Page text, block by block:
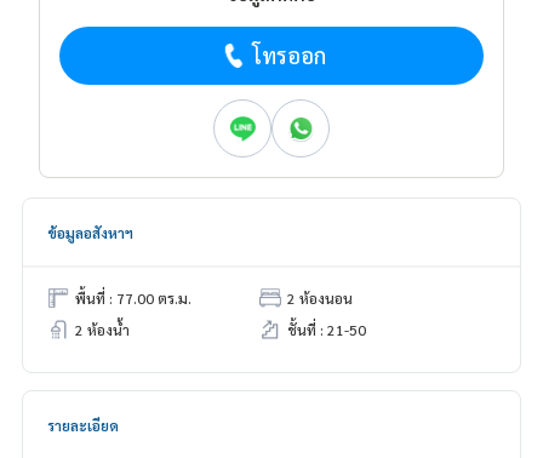
โทรออก
ข้อมูลอสังหาฯ
พื้นที่ : 77.00 ตร.ม.
2 ห้องนอน
2 ห้องน้ำ
ชั้นที่ : 21-50
รายละเอียด